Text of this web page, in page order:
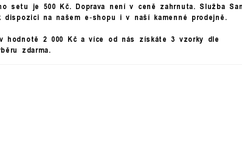
setu je 500 Kč. Doprava není v ceně zahrnuta. Služba
dispozici na našem e‑shopu i v naší kamenné prodejně.
hodnotě 2 000 Kč a více od nás získáte 3 vzorky dle
zdarma.